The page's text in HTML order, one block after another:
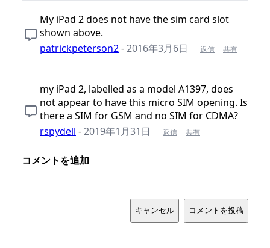
My iPad 2 does not have the sim card slot
shown above.
patrickpeterson2-2016年3月6日 返信 共有
my iPad 2, labelled as a model A1397, does
not appear to have this micro SIM opening. Is
there a SIM for GSM and no SIM for CDMA?
rspydell -2019年1月31日 返信 共有
コメントを追加
キャンセル コメントを投稿